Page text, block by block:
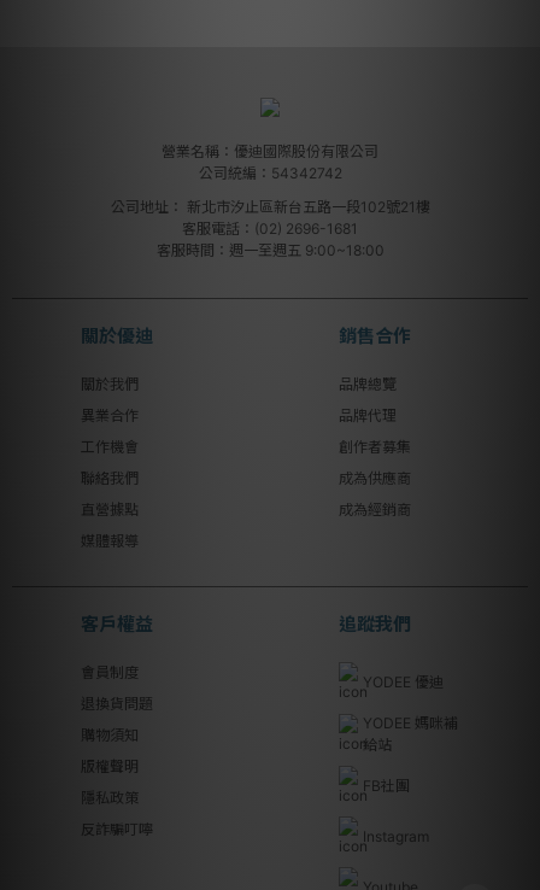
營業名稱：優迪國際股份有限公司
公司統編：54342742
公司地址： 新北市汐止區新台五路一段102號21樓
客服電話：(02) 2696-1681
客服時間：週一至週五 9:00~18:00
關於優迪
關於我們
異業合作
工作機會
聯絡我們
直營據點
媒體報導
銷售合作
品牌總覽
品牌代理
創作者募集
成為供應商
成為經銷商
客戶權益
會員制度
退換貨問題
購物須知
版權聲明
隱私政策
反詐騙叮嚀
追蹤我們
YODEE 優迪
YODEE 媽咪補
給站
FB社團
Instagram